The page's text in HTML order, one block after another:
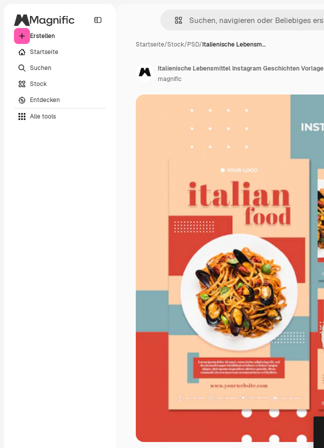
Erstellen
Startseite
Suchen
Stock
Entdecken
Alle tools
Startseite/Stock/PSD/Italienische Lebensm…
Italienische Lebensmittel Instagram Geschichten Vorlage
magnific